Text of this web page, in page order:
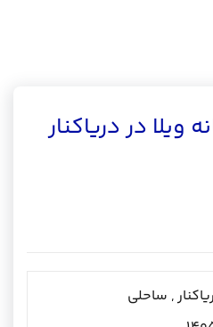
ویلا در دریاکنار
, ساحلی